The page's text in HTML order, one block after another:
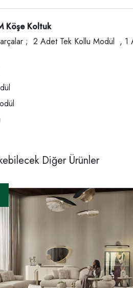
Köşe Koltuk
; 2 Adet Tek Kollu Modül , 1
Diğer Ürünler